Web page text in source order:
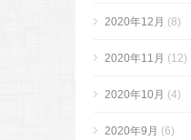
2020年12月 (8)
2020年11月 (12)
2020年10月 (4)
2020年9月 (6)